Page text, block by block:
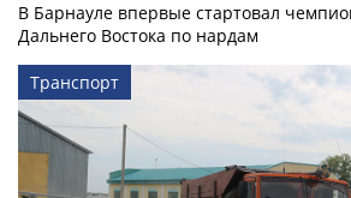
В Барнауле впервые стартовал
Дальнего Востока по нардам
Транспорт